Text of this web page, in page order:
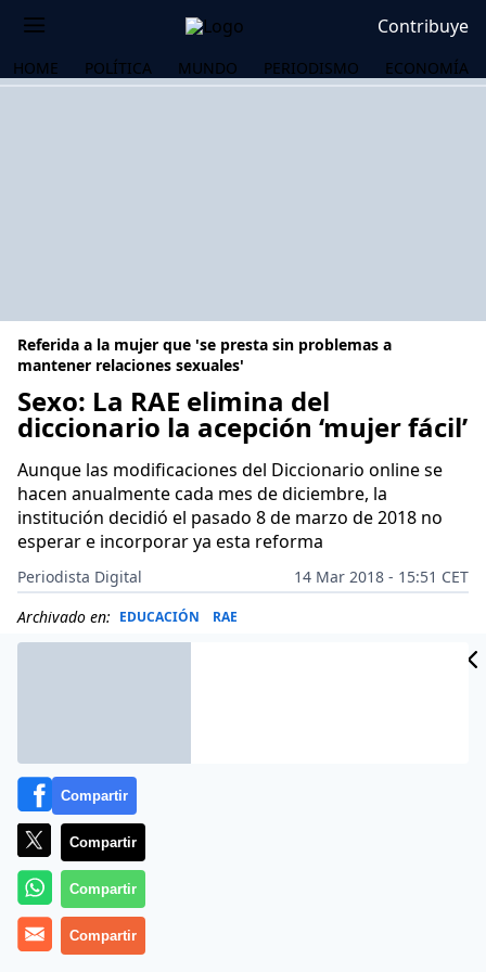
Contribuye
HOME POLÍTICA MUNDO PERIODISMO ECONOMÍA
Referida a la mujer que 'se presta sin problemas a
mantener relaciones sexuales'
Sexo: La RAE elimina del
diccionario la acepción ‘mujer fácil’
Aunque las modificaciones del Diccionario online se
hacen anualmente cada mes de diciembre, la
institución decidió el pasado 8 de marzo de 2018 no
esperar e incorporar ya esta reforma
Periodista Digital
14 Mar 2018 - 15:51 CET
Archivado en: EDUCACIÓN RAE
Todo fluje, que decía el filósofo griego Heráclito o
Compartir
Compartir
Compartir
Compartir